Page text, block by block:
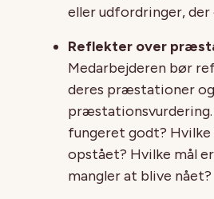
eller udfordringer, der
Reflekter over
Medarbejderen bør
deres præstationer
præstationsvurdering.
fungeret godt?
opstået? Hvilke mål
mangler at blive nået?